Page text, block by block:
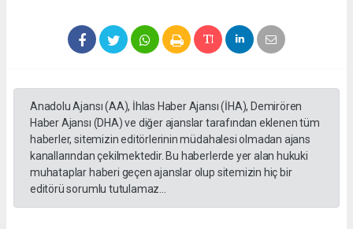
Anadolu Ajansı (AA), İhlas Haber Ajansı (İHA), Demirören
Haber Ajansı (DHA) ve diğer ajanslar tarafından eklenen tüm
haberler, sitemizin editörlerinin müdahalesi olmadan ajans
kanallarından çekilmektedir. Bu haberlerde yer alan hukuki
muhataplar haberi geçen ajanslar olup sitemizin hiç bir
editörü sorumlu tutulamaz...